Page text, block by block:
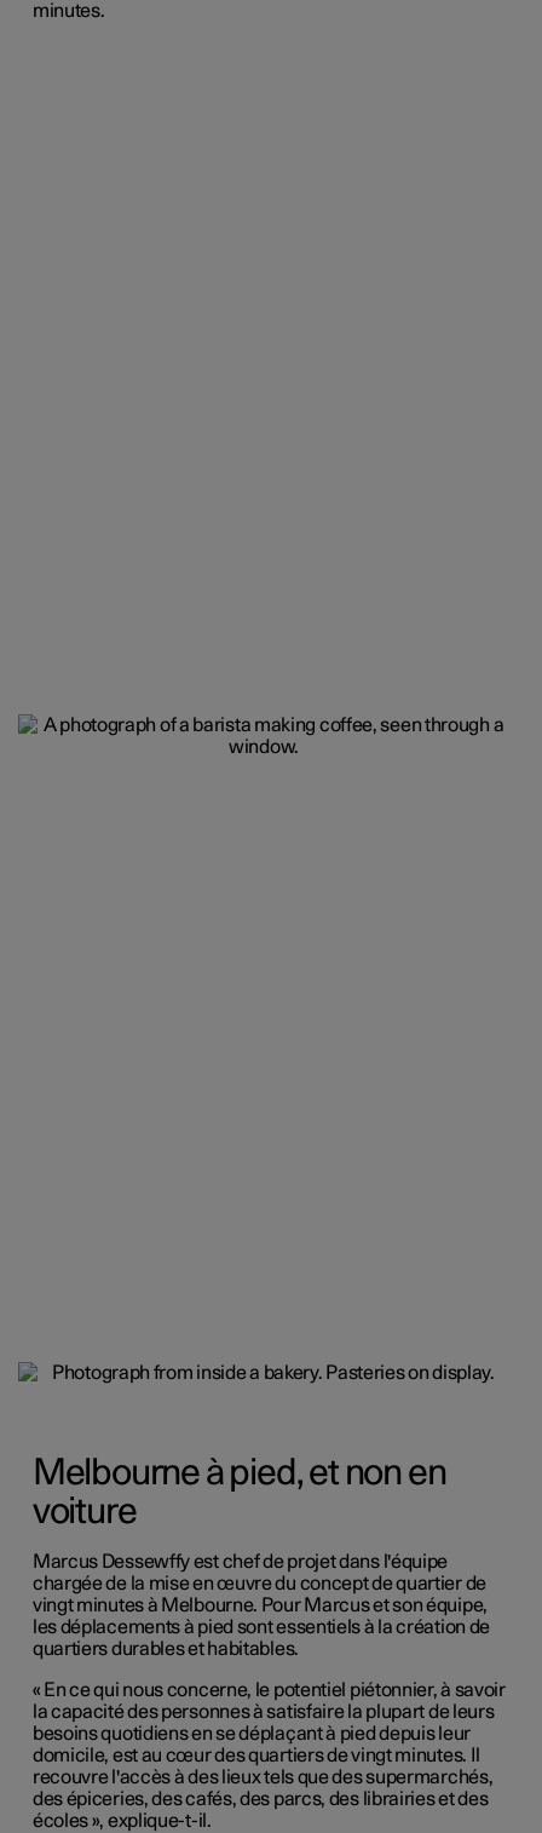
minutes.
Melbourne à pied, et non en
voiture
Marcus Dessewffy est chef de projet dans l'équipe
chargée de la mise en œuvre du concept de quartier de
vingt minutes à Melbourne. Pour Marcus et son équipe,
les déplacements à pied sont essentiels à la création de
quartiers durables et habitables.
« En ce qui nous concerne, le potentiel piétonnier, à savoir
la capacité des personnes à satisfaire la plupart de leurs
besoins quotidiens en se déplaçant à pied depuis leur
domicile, est au cœur des quartiers de vingt minutes. Il
recouvre l'accès à des lieux tels que des supermarchés,
des épiceries, des cafés, des parcs, des librairies et des
écoles », explique-t-il.